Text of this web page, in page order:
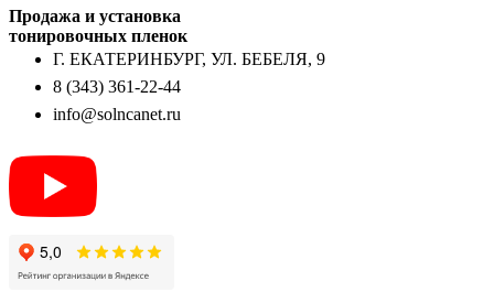
Продажа и установка
тонировочных пленок
Г. ЕКАТЕРИНБУРГ, УЛ. БЕБЕЛЯ, 9
8 (343) 361-22-44
info@solncanet.ru